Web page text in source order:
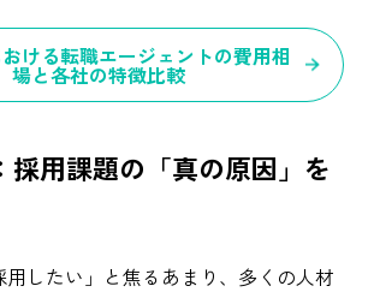
ける転職エージェントの費用相
場と各社の特徴比較
採用課題の「真の原因」を
用したい」と焦るあまり、多くの人材